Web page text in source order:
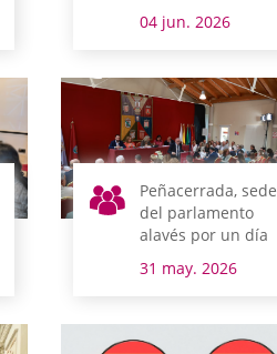
demencias
04 jun. 2026
Peñacerrada, sede
del parlamento
alavés por un día
31 may. 2026